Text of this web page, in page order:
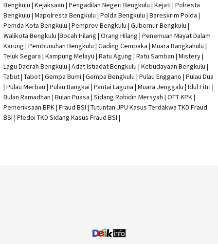
Bengkulu | Kejaksaan | Pengadilan Negeri Bengkulu | Kejati | Polresta
Bengkulu | Mapolresta Bengkulu | Polda Bengkulu | Bareskrim Polda |
Pemda Kota Bengkulu | Pemprov Bengkulu | Gubernur Bengkulu |
Walikota Bengkulu |Bocah Hilang | Orang Hilang | Penemuan Mayat Dalam
Karung | Pembunuhan Bengkulu | Gading Cempaka | Muara Bangkahulu |
Teluk Segara | Kampung Melayu | Ratu Agung | Ratu Samban | Mistery |
Lagu Daerah Bengkulu | Adat Istiadat Bengkulu | Kebudayaan Bengkulu |
Tabut | Tabot | Gempa Bumi | Gempa Bengkulu | Pulau Enggano | Pulau Dua
| Pulau Merbau | Pulau Bangkai | Pantai Laguna | Muara Jenggalu | Idul Fitri |
Bulan Ramadhan | Bulan Puasa | Sidang Rohidin Mersyah | OTT KPK|
Pemeriksaan BPK | Fraud BSI | Tutuntan JPU Kasus Terdakwa TKD Fraud
BSI | Pledoi TKD Sidang Kasus Fraud BSI |